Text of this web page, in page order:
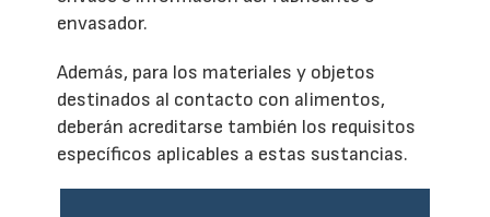
envasador.
Además, para los materiales y objetos
destinados al contacto con alimentos,
deberán acreditarse también los requisitos
específicos aplicables a estas sustancias.